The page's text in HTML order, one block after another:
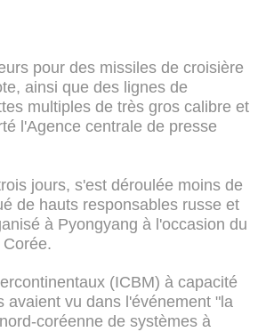
pour des missiles de croisière
ainsi que des lignes de
multiples de très gros calibre et
l'Agence centrale de presse
jours, s'est déroulée moins de
de hauts responsables russe et
à Pyongyang à l'occasion du
(ICBM) à capacité
avaient vu dans l'événement "la
coréenne de systèmes à